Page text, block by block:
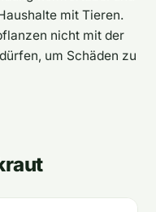
mit Tieren.
nicht mit der
um Schäden zu